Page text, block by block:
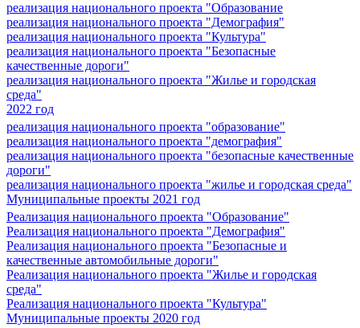
реализация национального проекта "Образование
реализация национального проекта "Демография"
реализация национального проекта "Культура"
реализация национального проекта "Безопасные
качественные дороги"
реализация национального проекта "Жилье и городская
среда"
2022 год
реализация национального проекта "образование"
реализация национального проекта "демография"
реализация национального проекта "безопасные качественные
дороги"
реализация национального проекта "жилье и городская среда"
Муниципальные проекты 2021 год
Реализация национального проекта "Образование"
Реализация национального проекта "Демография"
Реализация национального проекта "Безопасные и
качественные автомобильные дороги"
Реализация национального проекта "Жилье и городская
среда"
Реализация национального проекта "Культура"
Муниципальные проекты 2020 год